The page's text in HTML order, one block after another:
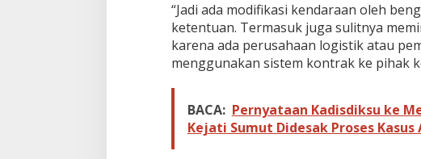
“Jadi ada modifikasi kendaraan oleh
ketentuan. Termasuk juga sulitnya
karena ada perusahaan logistik atau
menggunakan sistem kontrak ke pihak
BACA: Pernyataan Kadisdiksu ke
Kejati Sumut Didesak Proses